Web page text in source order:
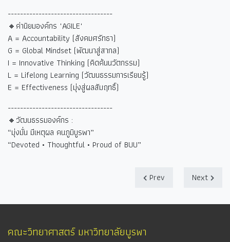
----------------------------------
🔸ค่านิยมองค์กร "AGILE"
A = Accountability (สังคมศรัทธา)
G = Global Mindset (พัฒนาสู่สากล)
I = Innovative Thinking (คิดค้นนวัตกรรม)
L = Lifelong Learning (วัฒนธรรมการเรียนรู้)
E = Effectiveness (มุ่งสู่ผลสัมฤทธิ์)
----------------------------------
🔸วัฒนธรรมองค์กร :
“มุ่งมั่น มีเหตุผล คนภูมิบูรพา”
“Devoted • Thoughtful • Proud of BUU”
Prev Next
คณะวิทยาศาสตร์ มหาวิทยาลัยบูรพา